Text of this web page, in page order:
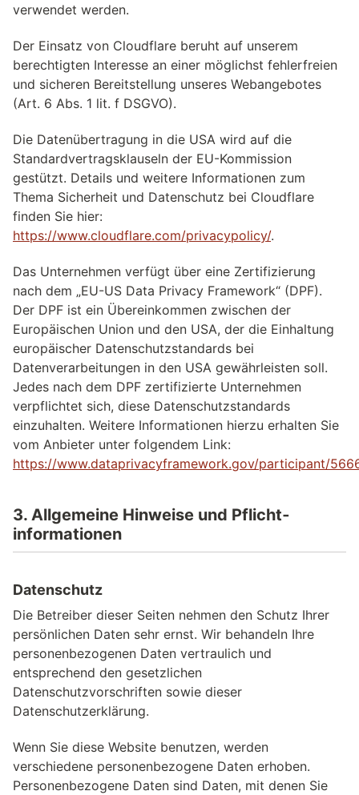
verwendet werden.
Der Einsatz von Cloudflare beruht auf unserem
berechtigten Interesse an einer möglichst fehlerfreien
und sicheren Bereitstellung unseres Webangebotes
(Art. 6 Abs. 1 lit. f DSGVO).
Die Datenübertragung in die USA wird auf die
Standardvertragsklauseln der EU-Kommission
gestützt. Details und weitere Informationen zum
Thema Sicherheit und Datenschutz bei Cloudflare
finden Sie hier:
https://www.cloudflare.com/privacypolicy/.
Das Unternehmen verfügt über eine Zertifizierung
nach dem „EU-US Data Privacy Framework“ (DPF).
Der DPF ist ein Übereinkommen zwischen der
Europäischen Union und den USA, der die Einhaltung
europäischer Datenschutzstandards bei
Datenverarbeitungen in den USA gewährleisten soll.
Jedes nach dem DPF zertifizierte Unternehmen
verpflichtet sich, diese Datenschutzstandards
einzuhalten. Weitere Informationen hierzu erhalten Sie
vom Anbieter unter folgendem Link:
https://www.dataprivacyframework.gov/participant/
3. Allgemeine Hinweise und Pflicht­
informationen
Datenschutz
Die Betreiber dieser Seiten nehmen den Schutz Ihrer
persönlichen Daten sehr ernst. Wir behandeln Ihre
personenbezogenen Daten vertraulich und
entsprechend den gesetzlichen
Datenschutzvorschriften sowie dieser
Datenschutzerklärung.
Wenn Sie diese Website benutzen, werden
verschiedene personenbezogene Daten erhoben.
Personenbezogene Daten sind Daten, mit denen Sie